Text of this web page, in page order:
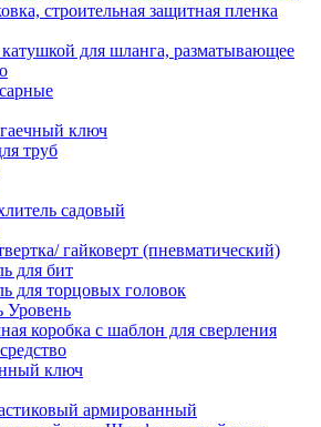
строительная защитная пленка
для шланга, разматывающее
ключ
труб
садовый
гайковерт (пневматический)
для бит
для торцовых головок
Уровень
коробка с шаблон для сверления
ключ
армированный